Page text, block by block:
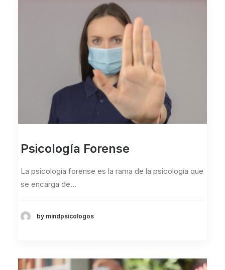
Psicología Forense
La psicología forense es la rama de la psicología que
se encarga de…
by mindpsicologos